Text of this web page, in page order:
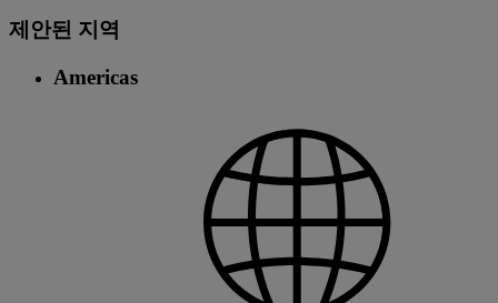
제안된 지역
Americas